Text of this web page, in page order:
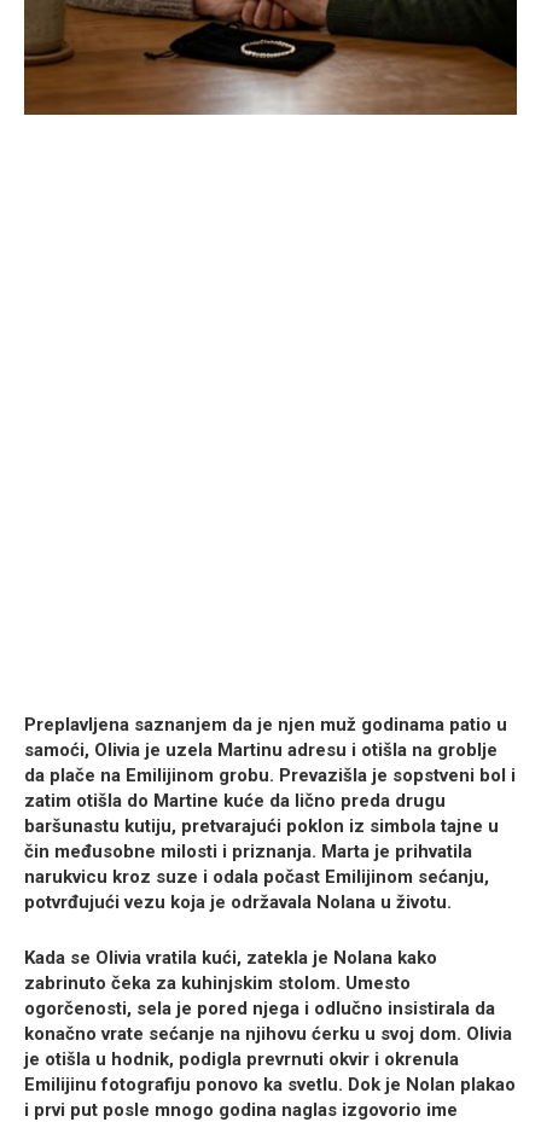
Preplavljena saznanjem da je njen muž godinama patio u
samoći, Olivia je uzela Martinu adresu i otišla na groblje
da plače na Emilijinom grobu. Prevazišla je sopstveni bol i
zatim otišla do Martine kuće da lično preda drugu
baršunastu kutiju, pretvarajući poklon iz simbola tajne u
čin međusobne milosti i priznanja. Marta je prihvatila
narukvicu kroz suze i odala počast Emilijinom sećanju,
potvrđujući vezu koja je održavala Nolana u životu.
Kada se Olivia vratila kući, zatekla je Nolana kako
zabrinuto čeka za kuhinjskim stolom. Umesto
ogorčenosti, sela je pored njega i odlučno insistirala da
konačno vrate sećanje na njihovu ćerku u svoj dom. Olivia
je otišla u hodnik, podigla prevrnuti okvir i okrenula
Emilijinu fotografiju ponovo ka svetlu. Dok je Nolan plakao
i prvi put posle mnogo godina naglas izgovorio ime